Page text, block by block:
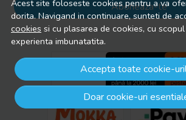
Acest site foloseste cookies pentru a va
dorita. Navigand in continuare, sunteti de
cookies si cu plasarea de cookies, cu
experienta imbunatatita.
Accepta toate cookie-
Doar cookie-uri
Aboneaza-te